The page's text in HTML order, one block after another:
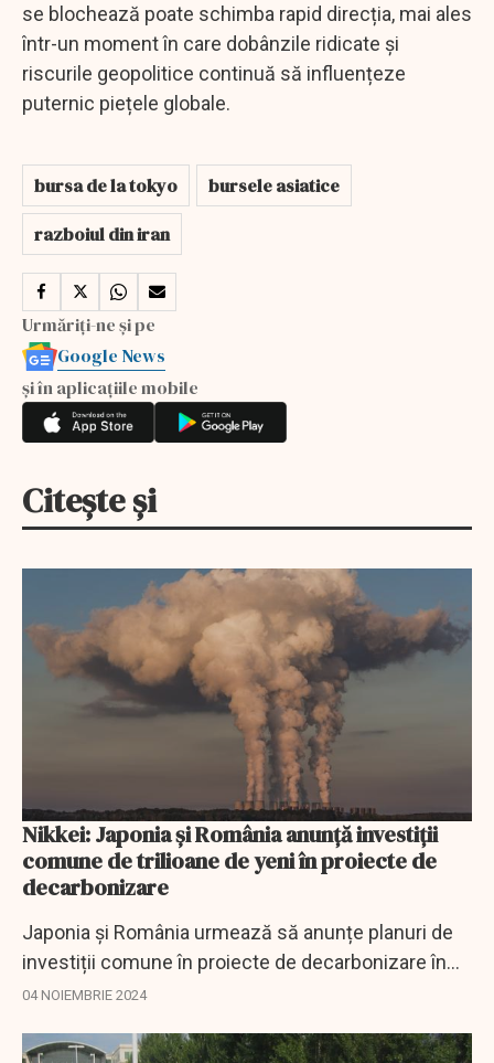
se blochează poate schimba rapid direcția, mai ales
într-un moment în care dobânzile ridicate și
riscurile geopolitice continuă să influențeze
puternic piețele globale.
bursa de la tokyo
bursele asiatice
razboiul din iran
Urmăriți-ne și pe
Google News
și în aplicațiile mobile
Citește și
Nikkei: Japonia și România anunță investiții
comune de trilioane de yeni în proiecte de
decarbonizare
Japonia și România urmează să anunțe planuri de
investiții comune în proiecte de decarbonizare în
România
04 NOIEMBRIE 2024